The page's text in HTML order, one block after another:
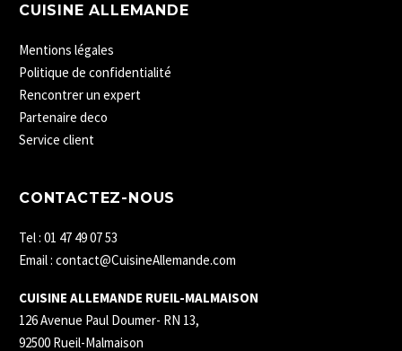
CUISINE ALLEMANDE
Mentions légales
Politique de confidentialité
Rencontrer un expert
Partenaire deco
Service client
CONTACTEZ-NOUS
Tel : 01 47 49 07 53
Email : contact@CuisineAllemande.com
CUISINE ALLEMANDE RUEIL-MALMAISON
126 Avenue Paul Doumer- RN 13,
92500 Rueil-Malmaison